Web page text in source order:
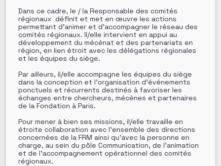
Dans ce cadre, le / la Responsable des comités
régionaux définit et met en œuvre les actions
permettant d’animer et d’accompagner le réseau des
comités régionaux. Il/elle intervient en appui au
développement du mécénat et des partenariats en
région, en lien étroit avec les délégations régionales
et les équipes du siège.
Par ailleurs, il/elle accompagne les équipes du siège
dans la conception et l’organisation d’événements
ponctuels et récurrents destinés à favoriser les
échanges entre chercheurs, mécènes et partenaires
de la Fondation à Paris.
Pour mener à bien ses missions, il/elle travaille en
étroite collaboration avec l’ensemble des directions
concernées de la FRM ainsi qu’avec la personne en
charge, au sein du pôle Communication, de l’animation
et de l’accompagnement opérationnel des comités
régionaux.